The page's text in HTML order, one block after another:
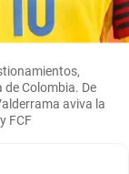
Colombia. De
aviva la
FCF